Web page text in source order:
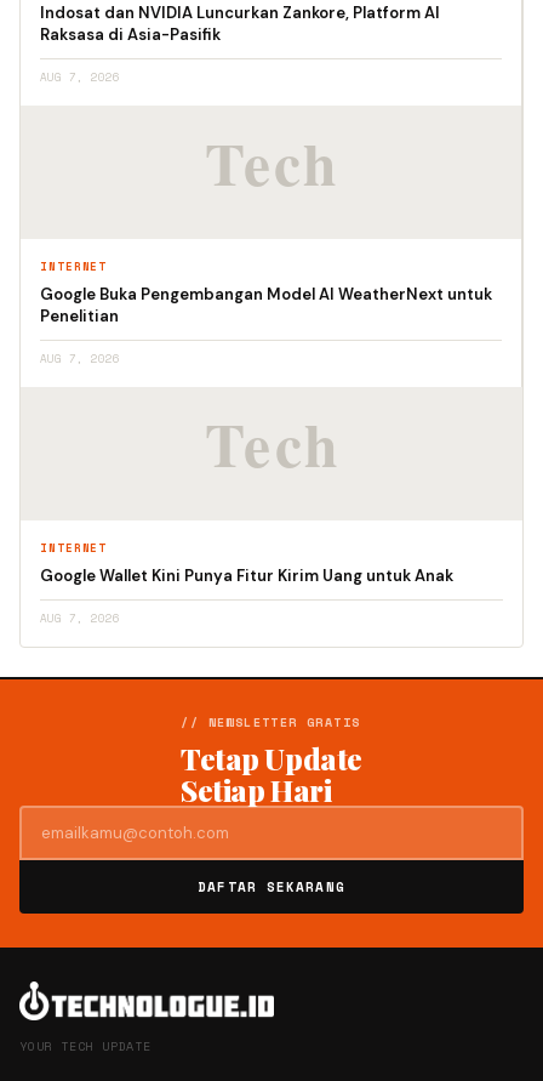
Indosat dan NVIDIA Luncurkan Zankore, Platform AI
Raksasa di Asia-Pasifik
AUG 7, 2026
INTERNET
Google Buka Pengembangan Model AI WeatherNext untuk
Penelitian
AUG 7, 2026
INTERNET
Google Wallet Kini Punya Fitur Kirim Uang untuk Anak
AUG 7, 2026
// NEWSLETTER GRATIS
Tetap Update
Setiap Hari
DAFTAR SEKARANG
YOUR TECH UPDATE